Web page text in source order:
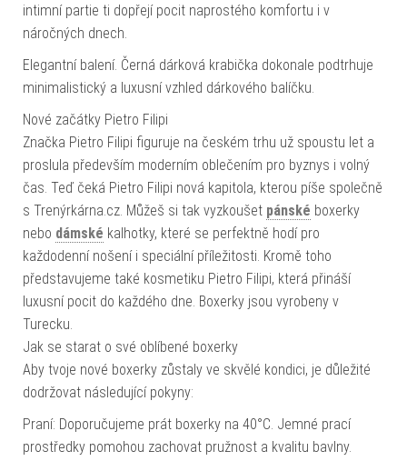
intimní partie ti dopřejí pocit naprostého komfortu i v
náročných dnech.
Elegantní balení. Černá dárková krabička dokonale podtrhuje
minimalistický a luxusní vzhled dárkového balíčku.
Nové začátky Pietro Filipi
Značka Pietro Filipi figuruje na českém trhu už spoustu let a
proslula především moderním oblečením pro byznys i volný
čas. Teď čeká Pietro Filipi nová kapitola, kterou píše společně
s Trenýrkárna.cz. Můžeš si tak vyzkoušet pánské boxerky
nebo dámské kalhotky, které se perfektně hodí pro
každodenní nošení i speciální příležitosti. Kromě toho
představujeme také kosmetiku Pietro Filipi, která přináší
luxusní pocit do každého dne. Boxerky jsou vyrobeny v
Turecku.
Jak se starat o své oblíbené boxerky
Aby tvoje nové boxerky zůstaly ve skvělé kondici, je důležité
dodržovat následující pokyny:
Praní: Doporučujeme prát boxerky na 40°C. Jemné prací
prostředky pomohou zachovat pružnost a kvalitu bavlny.